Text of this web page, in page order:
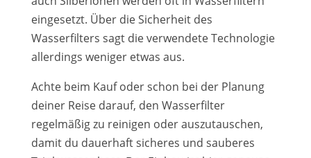
eingesetzt. Über die Sicherheit des
Wasserfilters sagt die verwendete Technologie
allerdings weniger etwas aus.
Achte beim Kauf oder schon bei der Planung
deiner Reise darauf, den Wasserfilter
regelmäßig zu reinigen oder auszutauschen,
damit du dauerhaft sicheres und sauberes